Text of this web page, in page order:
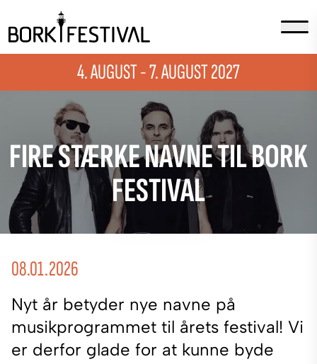
4. AUGUST - 7. AUGUST 2027
FIRE STÆRKE NAVNE TIL BORK
FESTIVAL
08.01.2026
Nyt år betyder nye navne på
musikprogrammet til årets festival! Vi
er derfor glade for at kunne byde